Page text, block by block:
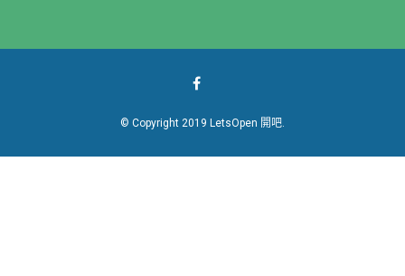
© Copyright 2019 LetsOpen 開吧.